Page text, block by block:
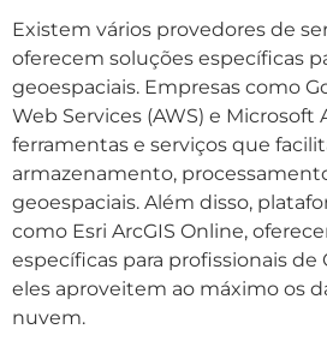
Existem vários provedores de
oferecem soluções específicas
geoespaciais. Empresas como
Web Services (AWS) e
ferramentas e serviços que
armazenamento,
geoespaciais. Além disso,
como Esri ArcGIS Online,
específicas para profissionais
eles aproveitem ao máximo os
nuvem.